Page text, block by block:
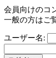
会員向けのコ
一般の方はご
ユーザー名: